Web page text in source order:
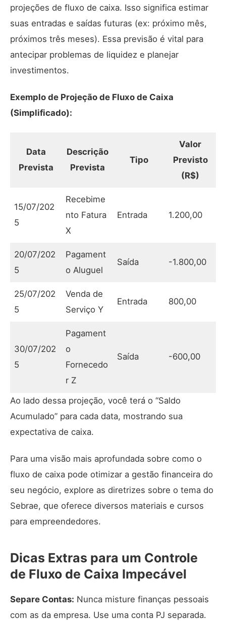
projeções de fluxo de caixa. Isso significa estimar
suas entradas e saídas futuras (ex: próximo mês,
próximos três meses). Essa previsão é vital para
antecipar problemas de liquidez e planejar
investimentos.
Exemplo de Projeção de Fluxo de Caixa
(Simplificado):
Data
Prevista
Descrição
Prevista
Tipo
Valor
Previsto
(R$)
15/07/202
5
Recebime
nto Fatura
X
Entrada 1.200,00
20/07/202
5
Pagament
o Aluguel
Saída -1.800,00
25/07/202
5
Venda de
Serviço Y
Entrada 800,00
30/07/202
5
Pagament
o
Fornecedo
r Z
Saída -600,00
Ao lado dessa projeção, você terá o “Saldo
Acumulado” para cada data, mostrando sua
expectativa de caixa.
Para uma visão mais aprofundada sobre como o
fluxo de caixa pode otimizar a gestão financeira do
seu negócio, explore as diretrizes sobre o tema do
Sebrae, que oferece diversos materiais e cursos
para empreendedores.
Dicas Extras para um Controle
de Fluxo de Caixa Impecável
Separe Contas: Nunca misture finanças pessoais
com as da empresa. Use uma conta PJ separada.